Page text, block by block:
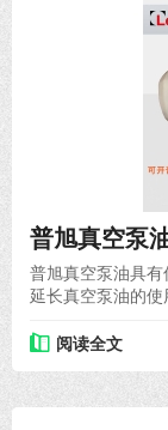
普旭真空泵
普旭真空泵油具
延长真空泵油的
阅读全文